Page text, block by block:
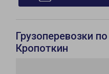
Грузоперевозки
Кропоткин